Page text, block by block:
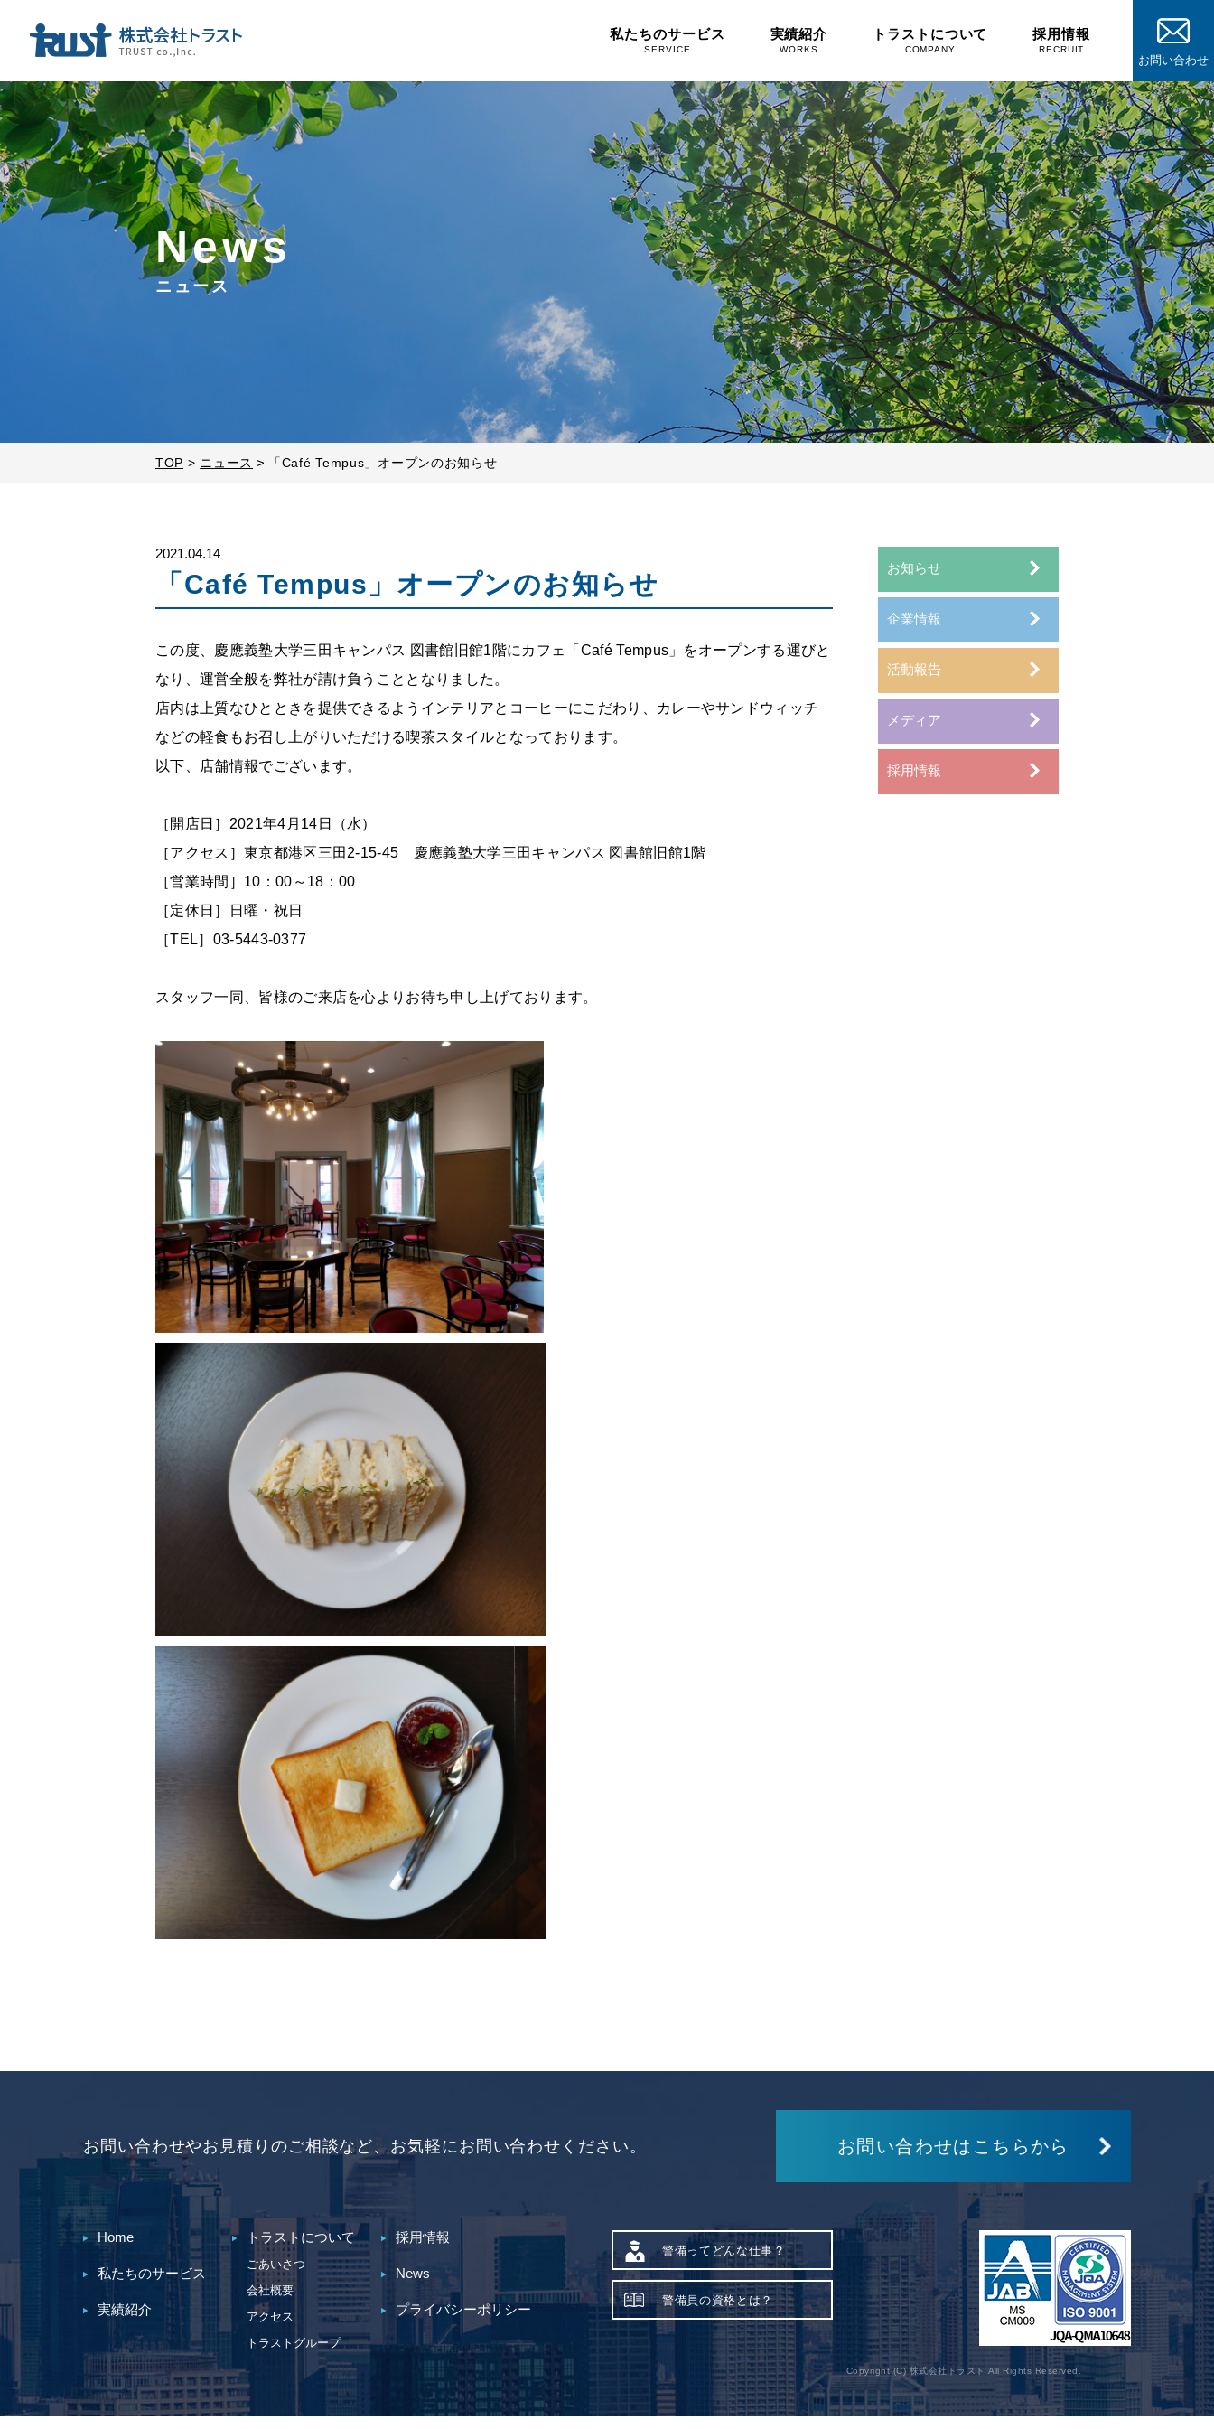
私たちのサービス
SERVICE
実績紹介
WORKS
トラストについて
COMPANY
採用情報
RECRUIT
お問い合わせ
News
ニュース
TOP > ニュース > 「Café Tempus」オープンのお知らせ
2021.04.14
「Café Tempus」オープンのお知らせ
この度、慶應義塾大学三田キャンパス 図書館旧館1 階にカフェ「Café Tempus 」をオープンする運びと
なり、運営全般を弊社が請け負うこととなりました。
店内は上質なひとときを提供できるようインテリアとコーヒーにこだわり、カレーやサンドウィッチ
などの軽食もお召し上がりいただける喫茶スタイルとなっております。
以下、店舗情報でございます。
［開店日］ 2021年4 月 14 日（水）
［アクセス］東京都港区三田 2-15-45 慶應義塾大学三田キャンパス 図書館旧館1階
［営業時間］ 10 ： 00 ～ 18 ： 00
［定休日］日曜・祝日
［TEL］03-5443-0377
スタッフ一同、皆様のご来店を心よりお待ち申し上げております。
お知らせ
企業情報
活動報告
メディア
採用情報
お問い合わせやお見積りのご相談など、お気軽にお問い合わせください。 お問い合わせはこちらから
Home
私たちのサービス
実績紹介
トラストについて
ごあいさつ
会社概要
アクセス
トラストグループ
採用情報
News
プライバシーポリシー
警備ってどんな仕事？
警備員の資格とは？
Copyright (C) 株式会社トラスト All Rights Reserved.